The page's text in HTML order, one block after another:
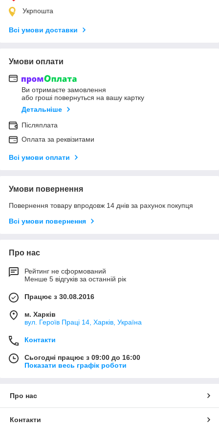
Укрпошта
Всі умови доставки
Умови оплати
Ви отримаєте замовлення
або гроші повернуться на вашу картку
Детальніше
Післяплата
Оплата за реквізитами
Всі умови оплати
Умови повернення
Повернення товару впродовж 14 днів за рахунок покупця
Всі умови повернення
Про нас
Рейтинг не сформований
Менше 5 відгуків за останній рік
Працює з 30.08.2016
м. Харків
вул. Героїв Праці 14, Харків, Україна
Контакти
Сьогодні працює з 09:00 до 16:00
Показати весь графік роботи
Про нас
Контакти